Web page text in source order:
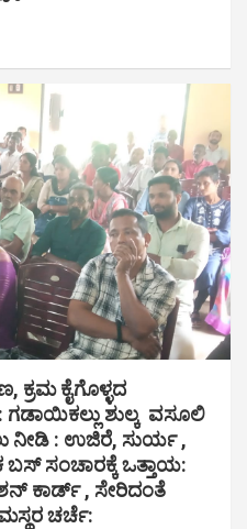
ಕ್ರಮ ಕೈಗೊಳ್ಳದ
ಗಡಾಯಿಕಲ್ಲು ಶುಲ್ಕ ವಸೂಲಿ
ನೀಡಿ : ಉಜಿರೆ, ಸುರ್ಯ ,
ಬಸ್ ಸಂಚಾರಕ್ಕೆ ಒತ್ತಾಯ:
ಕಾರ್ಡ್ , ಸೇರಿದಂತೆ
ಚರ್ಚೆ: